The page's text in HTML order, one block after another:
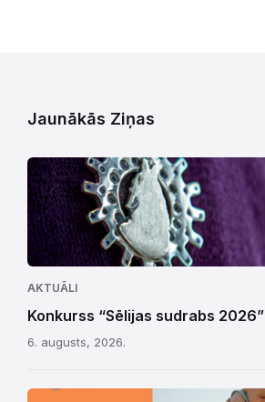
Jaunākās Ziņas
AKTUĀLI
Konkurss “Sēlijas sudrabs 2026”
6. augusts, 2026.